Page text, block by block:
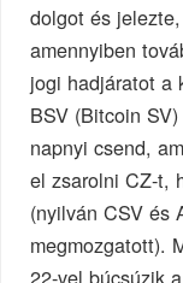
dolgot és
amennyiben
jogi hadjáratot a
BSV (Bitcoin
napnyi csend,
el zsarolni CZ-t,
(nyilván CSV és
megmozgatott).
22-vel búcsúzik